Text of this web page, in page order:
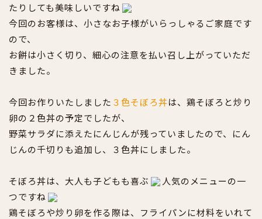
たりしても美味しいですね
今回のお客様は、小さなお子様がいらっしゃるご家庭です
ので、
お餅は小さく切り、細心の注意を払い召し上がっていただ
きました。
今回お作りいたしました ３色そぼろ丼は、鶏そぼろと炒り
卵の２色丼の予定でしたが、
野菜サラダに添えたにんじんが残っていましたので、にん
じんの千切りも追加し、３色丼にしました。
そぼろ丼は、大人も子どもも喜ぶ
人気のメニューの一
つですね
鶏そぼろや炒り卵を作る際は、フライパンに材料をいれて